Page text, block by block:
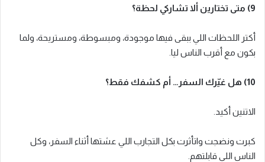
9) متى تختارين ألا تشاركي لحظة؟
أكتر اللحظات اللي ببقى فيها موجودة، ومبسوطة، ومستريحة، ولما
بكون مع أقرب الناس ليا.
10) هل غيّرك السفر… أم كشفك فقط؟
الاتنين أكيد.
كبرت ونضجت واتأثرت بكل التجارب اللي عشتها أثناء السفر، وكل
الناس اللي قابلتهم.